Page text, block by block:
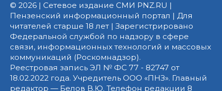
© 2026 | Сетевое издание СМИ PNZ.RU |
Пензенский информационный портал | Для
читателей старше 18 лет | Зарегистрировано
Федеральной службой по надзору в сфере
связи, информационных технологий и массовых
коммуникаций (Роскомнадзор).
Реестровая запись ЭЛ № ФС 77 - 82747 от
18.02.2022 года. Учредитель ООО «ПНЗ». Главный
редактор — Белов В.Ю. Телефон редакции 8